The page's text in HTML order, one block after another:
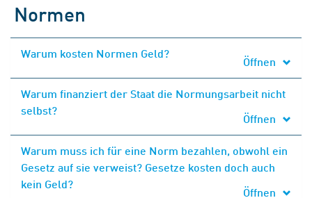
Normen
Warum kosten Normen Geld?
Öffnen
Warum finanziert der Staat die Normungsarbeit nicht
selbst?
Öffnen
Warum muss ich für eine Norm bezahlen, obwohl ein
Gesetz auf sie verweist? Gesetze kosten doch auch
kein Geld?
Öffnen